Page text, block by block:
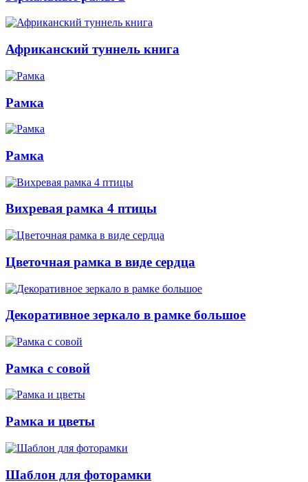
Африканский туннель книга
Рамка
Рамка
Вихревая рамка 4 птицы
Цветочная рамка в виде сердца
Декоративное зеркало в рамке большое
Рамка с совой
Рамка и цветы
Шаблон для фоторамки